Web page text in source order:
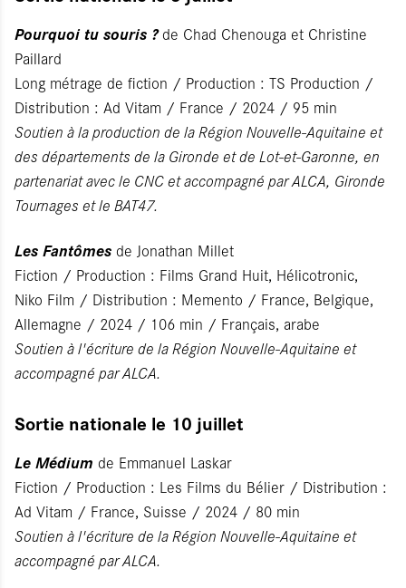
Pourquoi tu souris ?de Chad Chenouga et Christine
Paillard
Long métrage de fiction / Production : TS Production /
Distribution : Ad Vitam / France / 2024 / 95 min
Soutien à la production de la Région Nouvelle-Aquitaine et
des départements de la Gironde et de Lot-et-Garonne, en
partenariat avec le CNC et accompagné par ALCA, Gironde
Tournages et le BAT47.​
Les Fantômes de Jonathan Millet
Fiction / Production : Films Grand Huit, Hélicotronic,
Niko Film / Distribution : Memento / France, Belgique,
Allemagne / 2024 / 106 min / Français, arabe
Soutien à l'écriture de la Région Nouvelle-Aquitaine et
accompagné par ALCA.
Sortie nationale le 10 juillet
Le Médium de Emmanuel Laskar
Fiction / Production : Les Films du Bélier / Distribution :
Ad Vitam / France, Suisse / 2024 / 80 min
Soutien à l'écriture de la Région Nouvelle-Aquitaine et
accompagné par ALCA.